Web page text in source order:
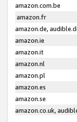
amazon.com.be
amazon.fr
amazon.de,
amazon.ie
amazon.it
amazon.nl
amazon.pl
amazon.es
amazon.se
amazon.co.uk,